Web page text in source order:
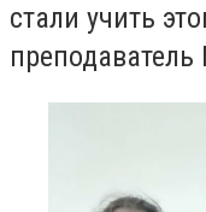
стали учить